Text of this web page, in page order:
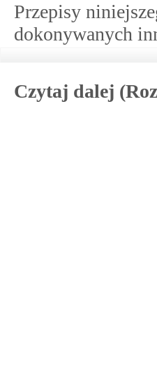
Przepisy
dokonywanych
Czytaj dalej